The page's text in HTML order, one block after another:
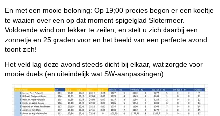
En met een mooie beloning: Op 19;00 precies begon er een koeltje
te waaien over een op dat moment spigelglad Slotermeer.
Voldoende wind om lekker te zeilen, en stelt u zich daarbij een
zonnetje en 25 graden voor en het beeld van een perfecte avond
toont zich!
Het veld lag deze avond steeds dicht bij elkaar, wat zorgde voor
mooie duels (en uiteindelijk wat SW-aanpassingen).